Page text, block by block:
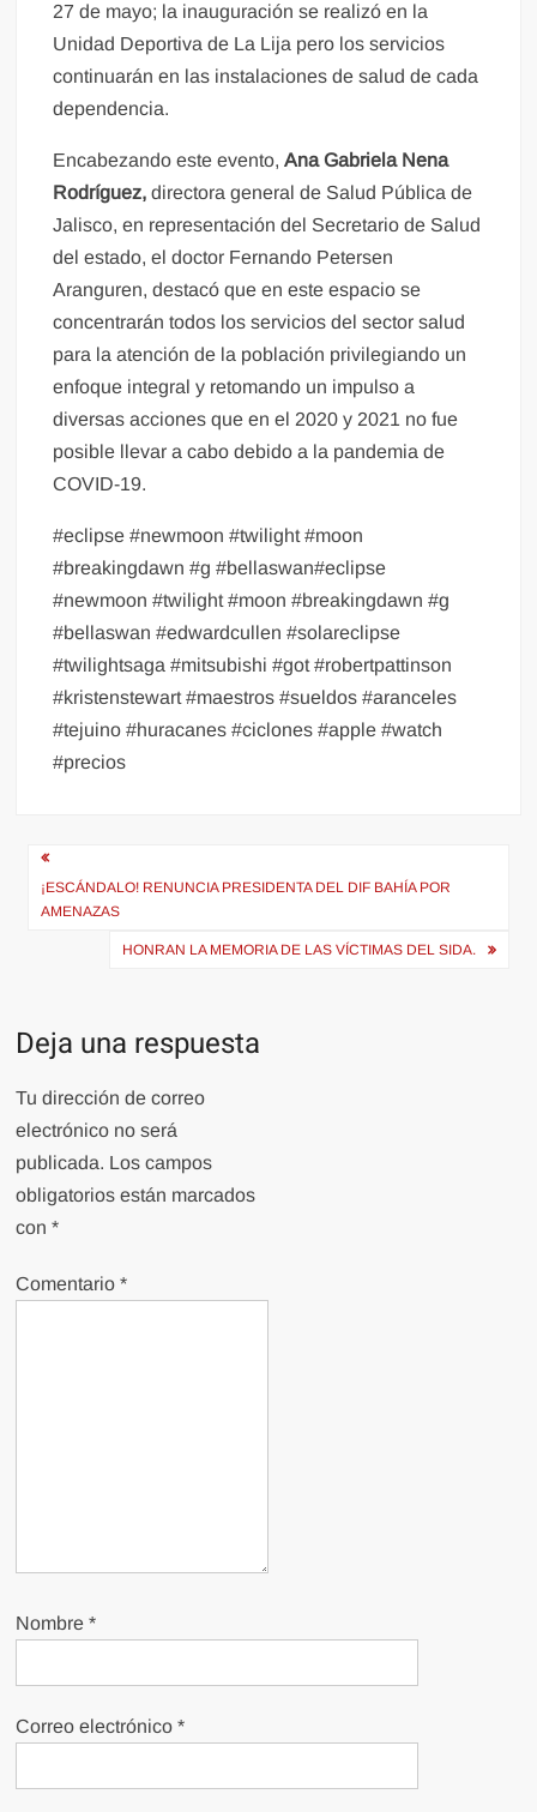
27 de mayo; la inauguración se realizó en la
Unidad Deportiva de La Lija pero los servicios
continuarán en las instalaciones de salud de cada
dependencia.
Encabezando este evento,Ana Gabriela Nena
Rodríguez, directora general de Salud Pública de
Jalisco, en representación del Secretario de Salud
del estado, el doctor Fernando Petersen
Aranguren, destacó que en este espacio se
concentrarán todos los servicios del sector salud
para la atención de la población privilegiando un
enfoque integral y retomando un impulso a
diversas acciones que en el 2020 y 2021 no fue
posible llevar a cabo debido a la pandemia de
COVID-19.
#eclipse #newmoon #twilight #moon
#breakingdawn #g #bellaswan#eclipse
#newmoon #twilight #moon #breakingdawn #g
#bellaswan #edwardcullen #solareclipse
#twilightsaga #mitsubishi #got #robertpattinson
#kristenstewart #maestros #sueldos #aranceles
#tejuino #huracanes #ciclones #apple #watch
#precios
Navegación
de
entradas
¡ESCÁNDALO! RENUNCIA PRESIDENTA DEL DIF BAHÍA POR
AMENAZAS
HONRAN LA MEMORIA DE LAS VÍCTIMAS DEL SIDA.
Deja una respuesta
Tu dirección de correo
electrónico no será
publicada. Los campos
obligatorios están marcados
con*
Comentario*
Nombre*
Correo electrónico*